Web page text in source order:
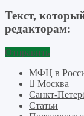
Текст,
редакторам:
Отправить
МФЦ в
Москва
Санкт-
Статьи